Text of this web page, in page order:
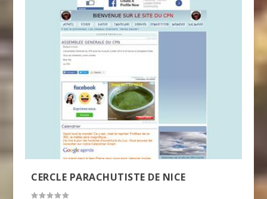
CERCLE PARACHUTISTE DE NICE